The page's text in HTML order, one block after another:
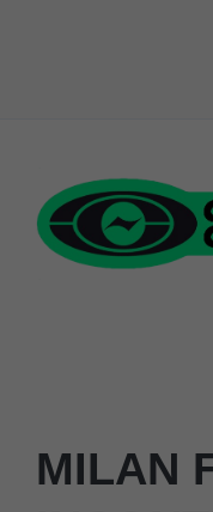
contenuto
MILAN